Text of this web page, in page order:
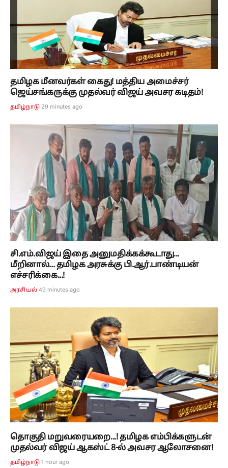
தமிழக மீனவர்கள் கைது! மத்திய அமைச்சர்
ஜெய்சங்கருக்கு முதல்வர் விஜய் அவசர கடிதம்!
தமிழ்நாடு 29 minutes ago
சி.எம்.விஜய் இதை அனுமதிக்கக்கூடாது...
மீறினால்... தமிழக அரசுக்கு பி.ஆர்.பாண்டியன்
எச்சரிக்கை...!
அரசியல் 49 minutes ago
தொகுதி மறுவரையறை...! தமிழக எம்பிக்களுடன்
முதல்வர் விஜய் ஆகஸ்ட் 8-ல் அவசர ஆலோசனை!
தமிழ்நாடு 1 hour ago